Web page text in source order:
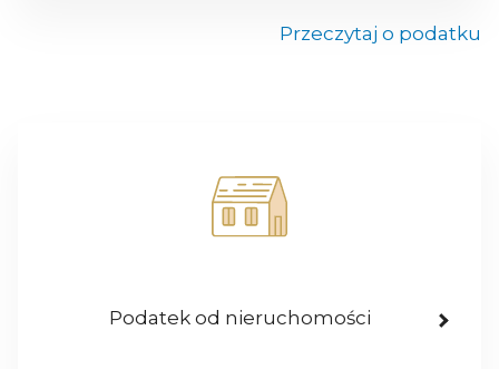
Przeczytaj o podatku
Podatek od nieruchomości